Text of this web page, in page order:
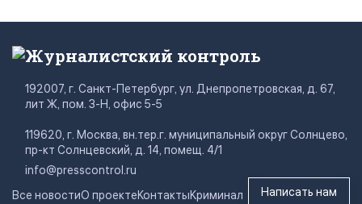
Журналистский контроль
192007, г. Санкт-Петербург, ул. Днепропетровская, д. 67,
лит Ж, пом. 3-Н, офис 5-5
119620, г. Москва, вн.тер.г. муниципальный округ Солнцево,
пр-кт Солнцевский, д. 14, помещ. 4/1
info@presscontrol.ru
Все новостиО проектеКонтактыКриминал Написать нам